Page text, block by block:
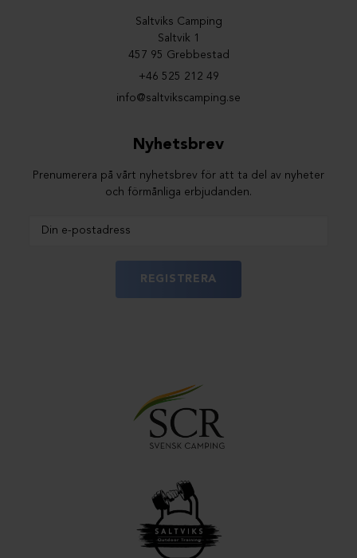
Saltviks Camping
Saltvik 1
457 95 Grebbestad
+46 525 212 49
info@saltvikscamping.se
Nyhetsbrev
Prenumerera på vårt nyhetsbrev för att ta del av nyheter
och förmånliga erbjudanden.